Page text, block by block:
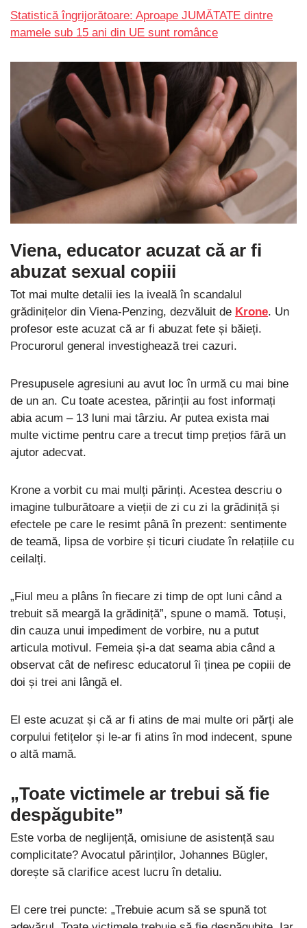
Statistică îngrijorătoare: Aproape JUMĂTATE dintre
mamele sub 15 ani din UE sunt românce
Viena, educator acuzat că ar fi
abuzat sexual copiii
Tot mai multe detalii ies la iveală în scandalul
grădinițelor din Viena-Penzing, dezvăluit de Krone. Un
profesor este acuzat că ar fi abuzat fete și băieți.
Procurorul general investighează trei cazuri.
Presupusele agresiuni au avut loc în urmă cu mai bine
de un an. Cu toate acestea, părinții au fost informați
abia acum – 13 luni mai târziu. Ar putea exista mai
multe victime pentru care a trecut timp prețios fără un
ajutor adecvat.
Krone a vorbit cu mai mulți părinți. Acestea descriu o
imagine tulburătoare a vieții de zi cu zi la grădiniță și
efectele pe care le resimt până în prezent: sentimente
de teamă, lipsa de vorbire și ticuri ciudate în relațiile cu
ceilalți.
„Fiul meu a plâns în fiecare zi timp de opt luni când a
trebuit să meargă la grădiniță”, spune o mamă. Totuși,
din cauza unui impediment de vorbire, nu a putut
articula motivul. Femeia și-a dat seama abia când a
observat cât de nefiresc educatorul îi ținea pe copiii de
doi și trei ani lângă el.
El este acuzat și că ar fi atins de mai multe ori părți ale
corpului fetițelor și le-ar fi atins în mod indecent, spune
o altă mamă.
„Toate victimele ar trebui să fie
despăgubite”
Este vorba de neglijență, omisiune de asistență sau
complicitate? Avocatul părinților, Johannes Bügler,
dorește să clarifice acest lucru în detaliu.
El cere trei puncte: „Trebuie acum să se spună tot